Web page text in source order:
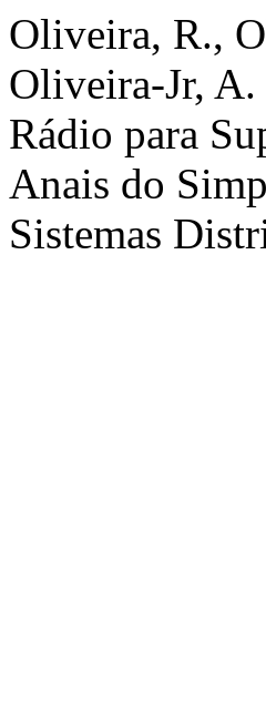
Oliveira, R.,
Oliveira-Jr, A.
Rádio para
Anais do
Sistemas